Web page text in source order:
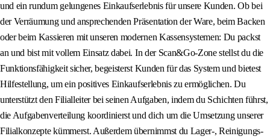
und ein rundum gelungenes Einkaufserlebnis für unsere Kunden. Ob bei
der Verräumung und ansprechenden Präsentation der Ware, beim Backen
oder beim Kassieren mit unseren modernen Kassensystemen: Du packst
an und bist mit vollem Einsatz dabei. In der Scan&Go-Zone stellst du die
Funktionsfähigkeit sicher, begeisterst Kunden für das System und bietest
Hilfestellung, um ein positives Einkaufserlebnis zu ermöglichen. Du
unterstützt den Filialleiter bei seinen Aufgaben, indem du Schichten führst,
die Aufgabenverteilung koordinierst und dich um die Umsetzung unserer
Filialkonzepte kümmerst. Außerdem übernimmst du Lager-, Reinigungs-